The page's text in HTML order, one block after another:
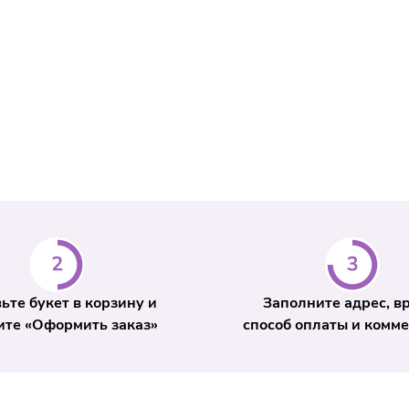
букет в корзину и
«Оформить заказ»
Заполните адрес,
способ оплаты и